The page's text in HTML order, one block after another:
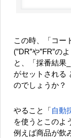
この時、「コー
(”DR”や”FR”の
と、「採番結果
がセットされる
のでしょうか？
やること「 自動
を使うとこのよ
例えば商品が飲